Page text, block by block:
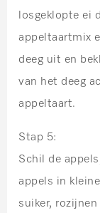
losgeklopte ei
appeltaartmix
deeg uit en
van het deeg
appeltaart.
Stap 5:
Schil de
appels in
suiker,